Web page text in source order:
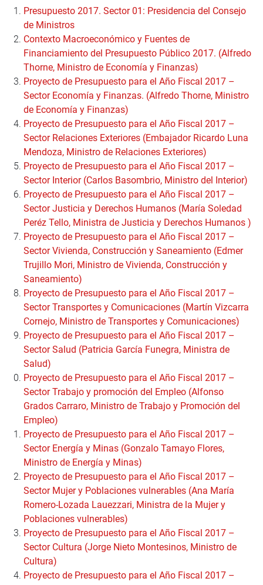
Presupuesto 2017. Sector 01: Presidencia del Consejo
de Ministros
Contexto Macroeconómico y Fuentes de
Financiamiento del Presupuesto Público 2017. (Alfredo
Thorne, Ministro de Economía y Finanzas)
Proyecto de Presupuesto para el Año Fiscal 2017 –
Sector Economía y Finanzas. (Alfredo Thorne, Ministro
de Economía y Finanzas)
Proyecto de Presupuesto para el Año Fiscal 2017 –
Sector Relaciones Exteriores (Embajador Ricardo Luna
Mendoza, Ministro de Relaciones Exteriores)
Proyecto de Presupuesto para el Año Fiscal 2017 –
Sector Interior (Carlos Basombrio, Ministro del Interior)
Proyecto de Presupuesto para el Año Fiscal 2017 –
Sector Justicia y Derechos Humanos (María Soledad
Peréz Tello, Ministra de Justicia y Derechos Humanos )
Proyecto de Presupuesto para el Año Fiscal 2017 –
Sector Vivienda, Construcción y Saneamiento (Edmer
Trujillo Mori, Ministro de Vivienda, Construcción y
Saneamiento)
Proyecto de Presupuesto para el Año Fiscal 2017 –
Sector Transportes y Comunicaciones (Martín Vizcarra
Cornejo, Ministro de Transportes y Comunicaciones)
Proyecto de Presupuesto para el Año Fiscal 2017 –
Sector Salud (Patricia García Funegra, Ministra de
Salud)
Proyecto de Presupuesto para el Año Fiscal 2017 –
Sector Trabajo y promoción del Empleo (Alfonso
Grados Carraro, Ministro de Trabajo y Promoción del
Empleo)
Proyecto de Presupuesto para el Año Fiscal 2017 –
Sector Energía y Minas (Gonzalo Tamayo Flores,
Ministro de Energía y Minas)
Proyecto de Presupuesto para el Año Fiscal 2017 –
Sector Mujer y Poblaciones vulnerables (Ana María
Romero-Lozada Lauezzari, Ministra de la Mujer y
Poblaciones vulnerables)
Proyecto de Presupuesto para el Año Fiscal 2017 –
Sector Cultura (Jorge Nieto Montesinos, Ministro de
Cultura)
Proyecto de Presupuesto para el Año Fiscal 2017 –